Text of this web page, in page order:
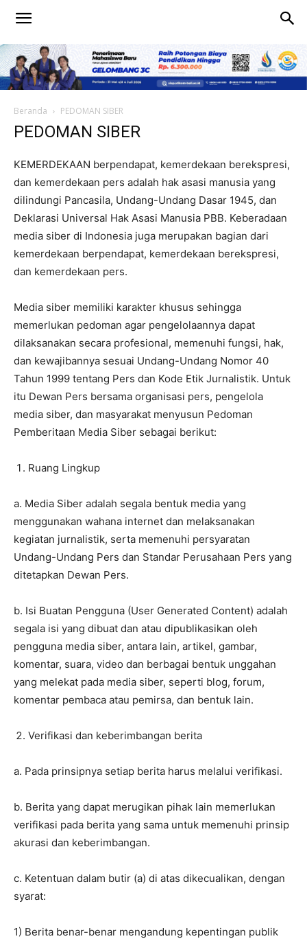
Beranda PEDOMAN SIBER
PEDOMAN SIBER
KEMERDEKAAN berpendapat, kemerdekaan berekspresi,
dan kemerdekaan pers adalah hak asasi manusia yang
dilindungi Pancasila, Undang-Undang Dasar 1945, dan
Deklarasi Universal Hak Asasi Manusia PBB. Keberadaan
media siber di Indonesia juga merupakan bagian dari
kemerdekaan berpendapat, kemerdekaan berekspresi,
dan kemerdekaan pers.
Media siber memiliki karakter khusus sehingga
memerlukan pedoman agar pengelolaannya dapat
dilaksanakan secara profesional, memenuhi fungsi, hak,
dan kewajibannya sesuai Undang-Undang Nomor 40
Tahun 1999 tentang Pers dan Kode Etik Jurnalistik. Untuk
itu Dewan Pers bersama organisasi pers, pengelola
media siber, dan masyarakat menyusun Pedoman
Pemberitaan Media Siber sebagai berikut:
Ruang Lingkup
a. Media Siber adalah segala bentuk media yang
menggunakan wahana internet dan melaksanakan
kegiatan jurnalistik, serta memenuhi persyaratan
Undang-Undang Pers dan Standar Perusahaan Pers yang
ditetapkan Dewan Pers.
b. Isi Buatan Pengguna (User Generated Content) adalah
segala isi yang dibuat dan atau dipublikasikan oleh
pengguna media siber, antara lain, artikel, gambar,
komentar, suara, video dan berbagai bentuk unggahan
yang melekat pada media siber, seperti blog, forum,
komentar pembaca atau pemirsa, dan bentuk lain.
Verifikasi dan keberimbangan berita
a. Pada prinsipnya setiap berita harus melalui verifikasi.
b. Berita yang dapat merugikan pihak lain memerlukan
verifikasi pada berita yang sama untuk memenuhi prinsip
akurasi dan keberimbangan.
c. Ketentuan dalam butir (a) di atas dikecualikan, dengan
syarat:
1) Berita benar-benar mengandung kepentingan publik